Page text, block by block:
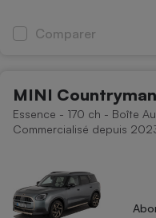
Comparer
MINI
Essence - 170 ch - Boîte
Commercialisé depuis